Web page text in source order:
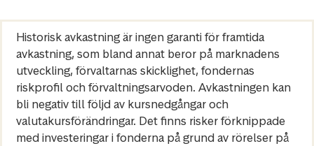
Historisk avkastning är ingen garanti för framtida
avkastning, som bland annat beror på marknadens
utveckling, förvaltarnas skicklighet, fondernas
riskprofil och förvaltningsarvoden. Avkastningen kan
bli negativ till följd av kursnedgångar och
valutakursförändringar. Det finns risker förknippade
med investeringar i fonderna på grund av rörelser på